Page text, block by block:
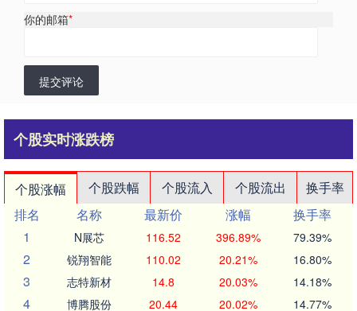
你的邮箱*
提交评论
个股实时涨跌榜
个股涨幅 个股跌幅 个股流入 个股流出
换手率
排名
名称 最新价 涨幅
换手率
1
N展芯 116.52 396.89% 79.39%
2 锐翔智能 110.02 20.21% 16.80%
3 志特新材 14.8 20.03% 14.18%
4 博腾股份 20.44 20.02% 14.77%